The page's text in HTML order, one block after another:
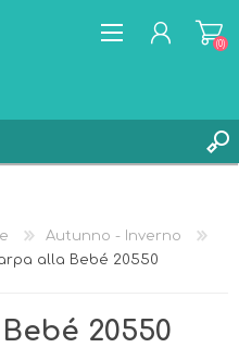
(0)
Autunno - Inverno
alla Bebé 20550
20550